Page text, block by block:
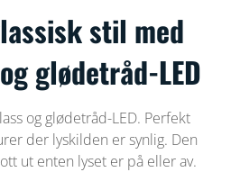
stil med
glødetråd-LED
og glødetråd-LED. Perfekt
der lyskilden er synlig. Den
ut enten lyset er på eller av.